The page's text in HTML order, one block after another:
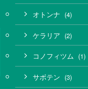
オトンナ (4)
ケラリア (2)
コノフィツム (1)
サボテン (3)